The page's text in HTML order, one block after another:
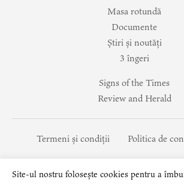
Masa rotundă
Documente
Știri și noutăți
3 îngeri
Signs of the Times
Review and Herald
Termeni și condiții Politica de
Site-ul nostru folosește cookies pentru a